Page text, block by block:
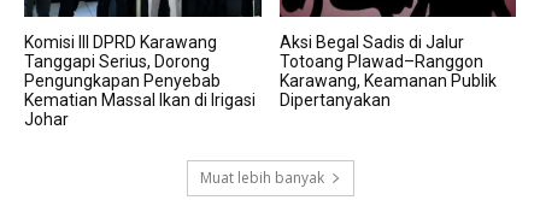
Komisi III DPRD Karawang
Tanggapi Serius, Dorong
Pengungkapan Penyebab
Kematian Massal Ikan di Irigasi
Johar
Aksi Begal Sadis di Jalur
Totoang Plawad–Ranggon
Karawang, Keamanan Publik
Dipertanyakan
Muat lebih banyak